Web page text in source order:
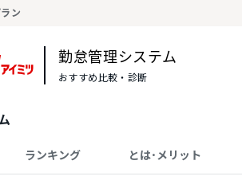
ン
勤怠管理システム
おすすめ比較・診断
ランキング とは･メリット